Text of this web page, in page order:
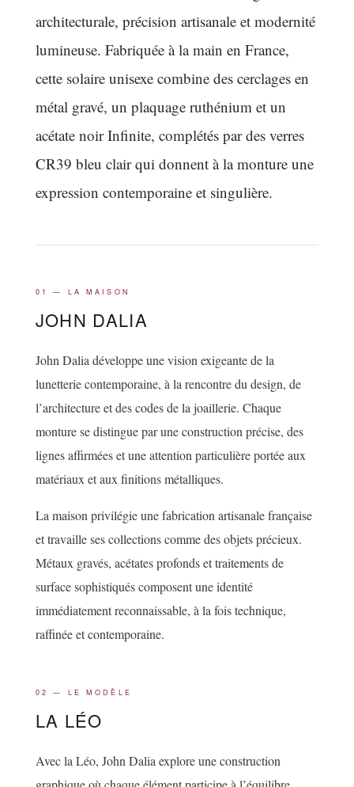
architecturale, précision artisanale et modernité
lumineuse. Fabriquée à la main en France,
cette solaire unisexe combine des cerclages en
métal gravé, un plaquage ruthénium et un
acétate noir Infinite, complétés par des verres
CR39 bleu clair qui donnent à la monture une
expression contemporaine et singulière.
01 — LA MAISON
JOHN DALIA
John Dalia développe une vision exigeante de la
lunetterie contemporaine, à la rencontre du design, de
l’architecture et des codes de la joaillerie. Chaque
monture se distingue par une construction précise, des
lignes affirmées et une attention particulière portée aux
matériaux et aux finitions métalliques.
La maison privilégie une fabrication artisanale française
et travaille ses collections comme des objets précieux.
Métaux gravés, acétates profonds et traitements de
surface sophistiqués composent une identité
immédiatement reconnaissable, à la fois technique,
raffinée et contemporaine.
02 — LE MODÈLE
LA LÉO
Avec la Léo, John Dalia explore une construction